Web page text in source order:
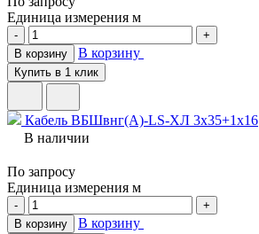
Единица измерения м
-
+
В корзину
В корзину
Купить в 1 клик
Кабель ВБШвнг(A)-LS-ХЛ 3х35+1х16
В наличии
По запросу
Единица измерения м
-
+
В корзину
В корзину